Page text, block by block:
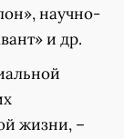
научно-
и др.
жизни, –